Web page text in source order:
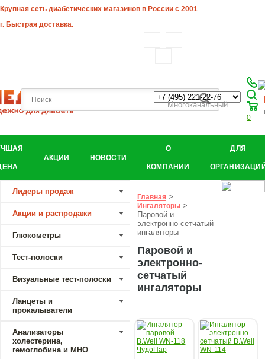
Крупная сеть диабетических магазинов в России с 2001
г. Быстрая доставка.
Многоканальный
0
АКЦИИ НОВОСТИ
О
КОМПАНИИ
ДЛЯ
Лидеры продаж
Акции и распродажи
Глюкометры
Тест-полоски
Визуальные тест-полоски
Ланцеты и
прокалыватели
Анализаторы
холестерина,
гемоглобина и МНО
Главная >
Ингаляторы >
Паровой и
электронно-сетчатый
ингаляторы
Паровой и
электронно-
сетчатый
ингаляторы